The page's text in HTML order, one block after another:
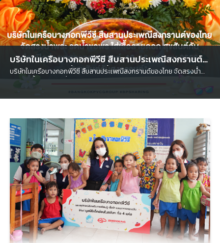
บริษัทในเครือบางกอกพีวีซี สืบสานประเพณีสงกรานต์
ของไทย จัดสรงน้ำพระ รดน้ำขอพร
บริษัทในเครือบางกอกพีวีซี สืบสานประเพณีสงกรานต์ของไทย จัดสรงน้ำ
พระ รดน้ำขอพร ใส่เสื้อลายดอก สุขสันต์กัน ก่อนปิดช่วงเทศกาลสงกรานต์